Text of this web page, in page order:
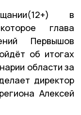
в
глава
Первышов
об итогах
области за
директор
Алексей